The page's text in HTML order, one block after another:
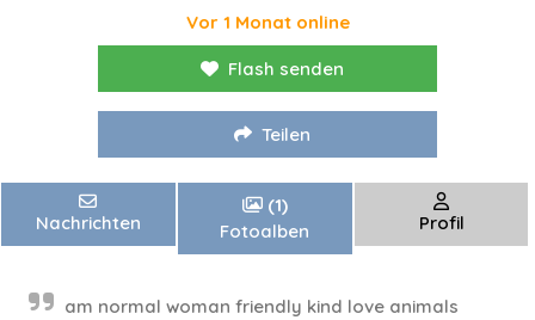
Vor 1 Monat online
Flash senden
Teilen
Nachrichten
(1)
Fotoalben
Profil
am normal woman friendly kind love animals